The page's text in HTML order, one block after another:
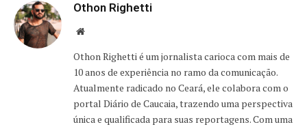
Othon Righetti
Website
Othon Righetti é um jornalista carioca com mais de
10 anos de experiência no ramo da comunicação.
Atualmente radicado no Ceará, ele colabora com o
portal Diário de Caucaia, trazendo uma perspectiva
única e qualificada para suas reportagens. Com uma